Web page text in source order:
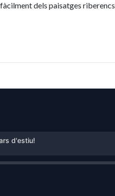
dels paisatges
d'estiu!